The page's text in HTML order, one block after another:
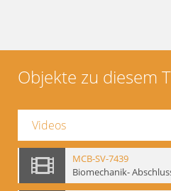
Objekte zu diesem
Videos
MCB-SV-7439